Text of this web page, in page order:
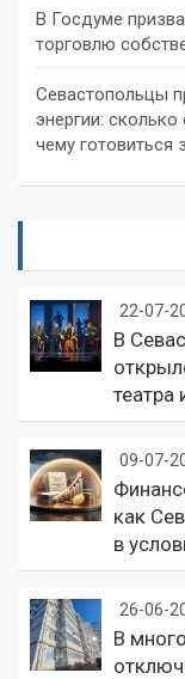
В Госдуме
торговлю
Севастопольцы
энергии:
чему готовиться
22-07-
В
театра
09-07-
как
в
26-06-
В